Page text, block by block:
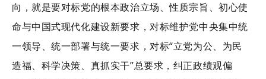
向，就是要对标党的根本政治立场、性质宗旨、初心使
命与中国式现代化建设新要求，对标维护党中央集中统
一领导、统一部署与统一要求，对标“立党为公、为民
造福、科学决策、真抓实干”总要求，纠正政绩观偏